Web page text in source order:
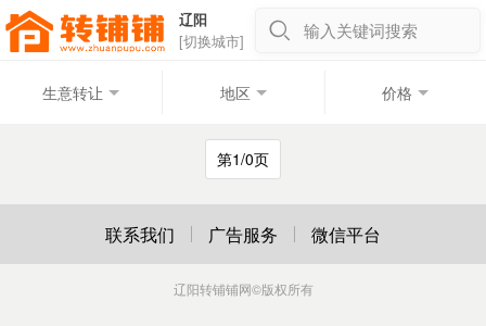
辽阳
[切换城市]
输入关键词搜索
生意转让 地区 价格
第1/0页
联系我们 广告服务 微信平台
辽阳转铺铺网©版权所有